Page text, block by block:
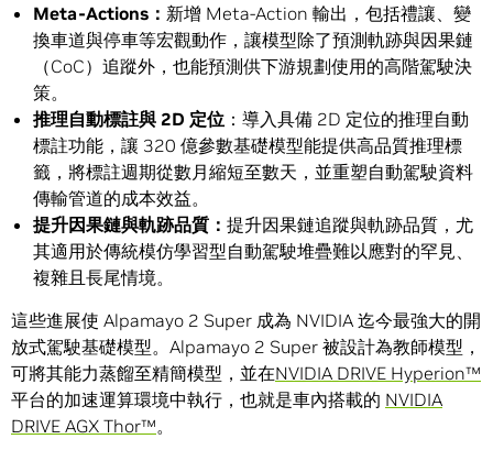
Meta-Actions ： 新增 Meta-Action 輸出，包括禮讓、變
換車道與停車等宏觀動作，讓模型除了預測軌跡與因果鏈
（CoC）追蹤外，也能預測供下游規劃使用的高階駕駛決
策。
推理自動標註與 2D 定位 ：導入具備 2D 定位的推理自動
標註功能，讓 320 億參數基礎模型能提供高品質推理標
籤，將標註週期從數月縮短至數天，並重塑自動駕駛資料
傳輸管道的成本效益。
提升因果鏈與軌跡品質： 提升因果鏈追蹤與軌跡品質，尤
其適用於傳統模仿學習型自動駕駛堆疊難以應對的罕見、
複雜且長尾情境。
這些進展使 Alpamayo 2 Super 成為 NVIDIA 迄今最強大的開
放式駕駛基礎模型。Alpamayo 2 Super 被設計為教師模型，
可將其能力蒸餾至精簡模型，並在NVIDIA DRIVE Hyperion™
平台的加速運算環境中執行，也就是車內搭載的 NVIDIA
DRIVE AGX Thor™。